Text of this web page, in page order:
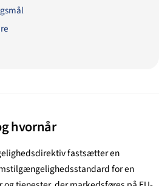
hvornår
fastsætter en
for en